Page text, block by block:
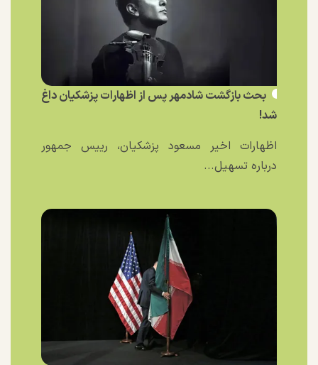
بحث بازگشت شادمهر پس از اظهارات پزشکیان داغ
شد!
اظهارات اخیر مسعود پزشکیان، رییس جمهور
درباره تسهیل...